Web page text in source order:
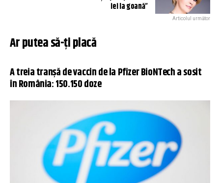
iei la goană”
Articolul următor
Ar putea să-ți placă
A treia tranșă de vaccin de la Pfizer BioNTech a sosit
în România: 150.150 doze